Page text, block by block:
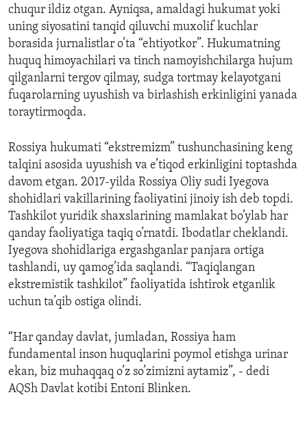
chuqur ildiz otgan. Ayniqsa, amaldagi hukumat yoki
uning siyosatini tanqid qiluvchi muxolif kuchlar
borasida jurnalistlar o’ta “ehtiyotkor”. Hukumatning
huquq himoyachilari va tinch namoyishchilarga hujum
qilganlarni tergov qilmay, sudga tortmay kelayotgani
fuqarolarning uyushish va birlashish erkinligini yanada
toraytirmoqda.
Rossiya hukumati “ekstremizm” tushunchasining keng
talqini asosida uyushish va e’tiqod erkinligini toptashda
davom etgan. 2017-yilda Rossiya Oliy sudi Iyegova
shohidlari vakillarining faoliyatini jinoiy ish deb topdi.
Tashkilot yuridik shaxslarining mamlakat bo’ylab har
qanday faoliyatiga taqiq o’rnatdi. Ibodatlar cheklandi.
Iyegova shohidlariga ergashganlar panjara ortiga
tashlandi, uy qamog’ida saqlandi. “Taqiqlangan
ekstremistik tashkilot” faoliyatida ishtirok etganlik
uchun ta’qib ostiga olindi.
“Har qanday davlat, jumladan, Rossiya ham
fundamental inson huquqlarini poymol etishga urinar
ekan, biz muhaqqaq o’z so’zimizni aytamiz”, - dedi
AQSh Davlat kotibi Entoni Blinken.